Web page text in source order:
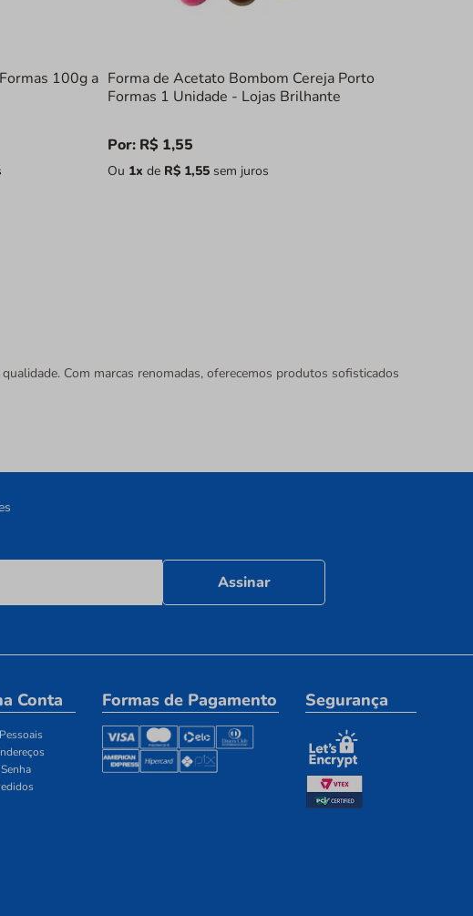
100g a Forma de Acetato Bombom Cereja Porto
Formas 1 Unidade - Lojas Brilhante
Por: R$ 1,55
Ou 1x de R$ 1,55 sem juros
Com marcas renomadas, oferecemos produtos sofisticados
Assinar
Conta Formas de Pagamento Segurança